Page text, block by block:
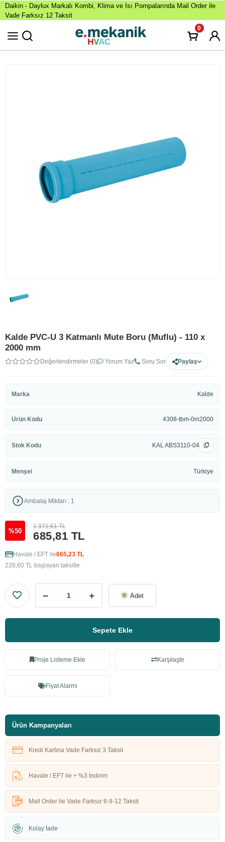
Daikin - Daylux Markalı Kombi, Klima ve Isı Pompalarında Mail Order ile
Vade Farksız 12 Taksit
0
Kalde PVC-U 3 Katmanlı Mute Boru (Muflu) - 110 x
2000 mm
Değerlendirmeler (0) Yorum Yaz Soru Sor Paylaş
Marka Kalde
Ürün Kodu 4308-tbm-0m2000
Stok Kodu KAL ABS3110-04
Menşei Türkiye
Ambalaj Miktarı : 1
%50 685,81 TL
1.371,61 TL
Havale / EFT ile665,23 TL
228,60 TL başlayan taksitle
Adet
Sepete Ekle
Proje Listeme Ekle Karşılaştır
Fiyat Alarmı
Ürün Kampanyaları
Kredi Kartına Vade Farksız 3 Taksit
Havale / EFT ile + %3 İndirim
Mail Order ile Vade Farksız 6-9-12 Taksit
Kolay İade